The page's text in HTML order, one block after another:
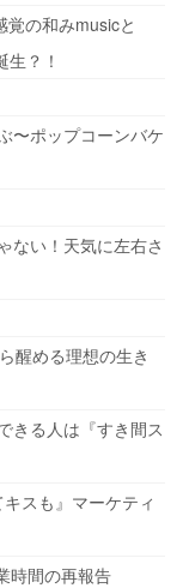
の和みmusicと
？！
〜ポップコーンバケ
ない！天気に左右さ
醒める理想の生き
きる人は『すき間ス
スも』マーケティ
時間の再報告